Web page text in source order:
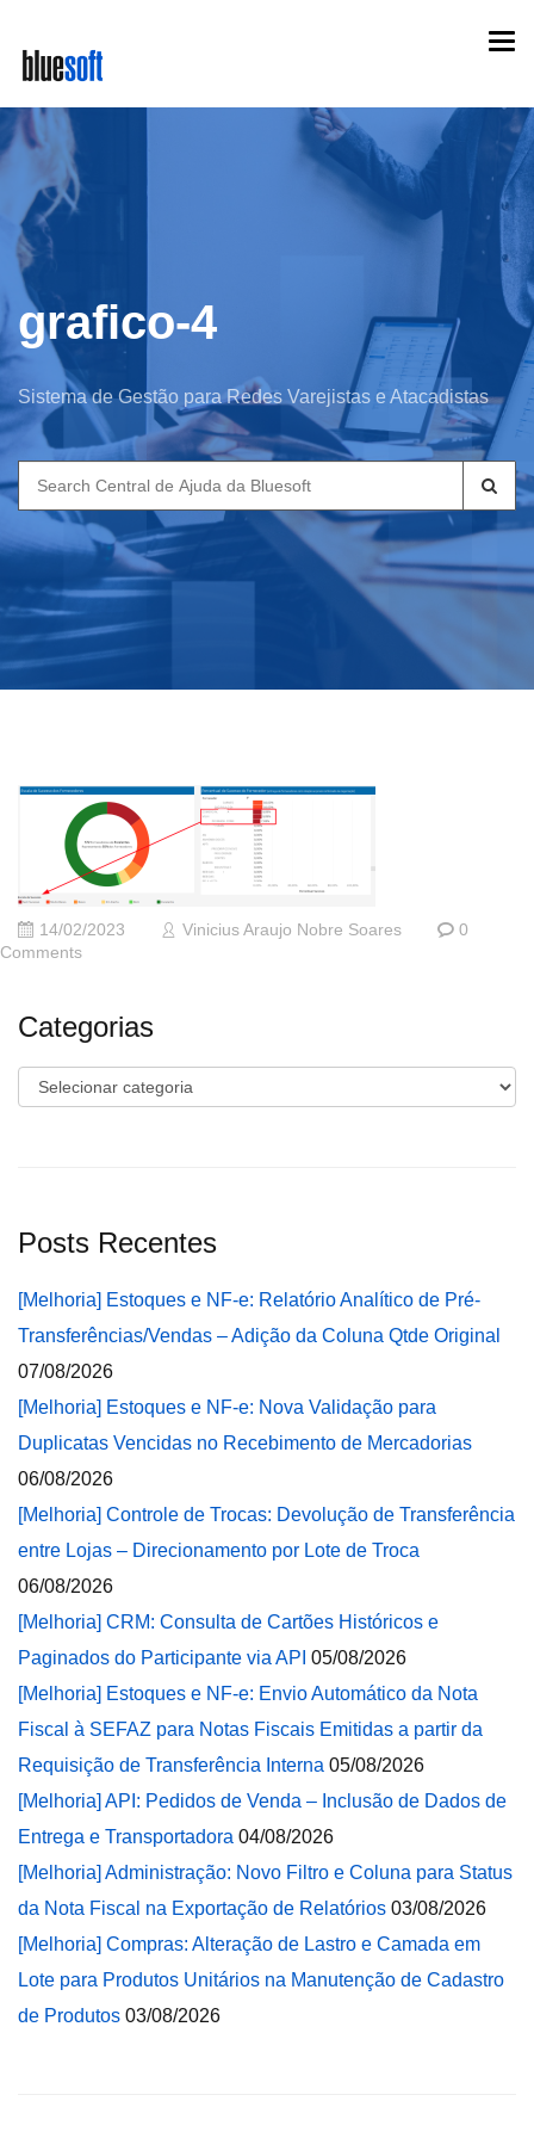
main
content
grafico-4
Sistema de Gestão para Redes Varejistas e Atacadistas
Search
for:
14/02/2023 Vinicius Araujo Nobre Soares
0
Comments
Categorias
Categorias
Posts Recentes
[Melhoria] Estoques e NF-e: Relatório Analítico de Pré-
Transferências/Vendas – Adição da Coluna Qtde Original
07/08/2026
[Melhoria] Estoques e NF-e: Nova Validação para
Duplicatas Vencidas no Recebimento de Mercadorias
06/08/2026
[Melhoria] Controle de Trocas: Devolução de Transferência
entre Lojas – Direcionamento por Lote de Troca
06/08/2026
[Melhoria] CRM: Consulta de Cartões Históricos e
Paginados do Participante via API 05/08/2026
[Melhoria] Estoques e NF-e: Envio Automático da Nota
Fiscal à SEFAZ para Notas Fiscais Emitidas a partir da
Requisição de Transferência Interna 05/08/2026
[Melhoria] API: Pedidos de Venda – Inclusão de Dados de
Entrega e Transportadora 04/08/2026
[Melhoria] Administração: Novo Filtro e Coluna para Status
da Nota Fiscal na Exportação de Relatórios 03/08/2026
[Melhoria] Compras: Alteração de Lastro e Camada em
Lote para Produtos Unitários na Manutenção de Cadastro
de Produtos 03/08/2026